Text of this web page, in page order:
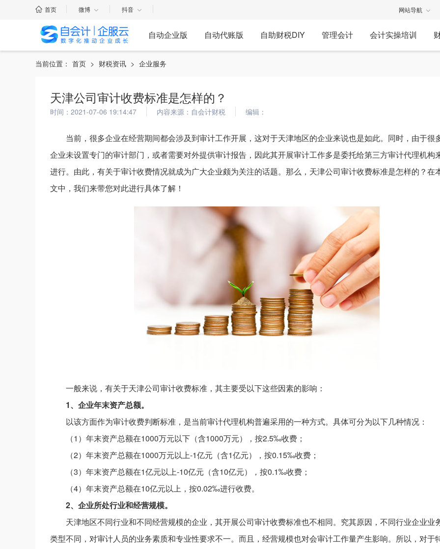
首页 微博 抖音 网站导航
自动企业版 自动代账版 自助财税DIY 管理会计 会计实操培训
当前位置： 首页 > 财税资讯 > 企业服务
天津公司审计收费标准是怎样的？
时间：2021-07-06 19:14:47 内容来源：自会计财税 编辑：
当前，很多企业在经营期间都会涉及到审计工作开展，这对于天津地区的企业来说也是如此。同时，由于很
企业未设置专门的审计部门，或者需要对外提供审计报告，因此其开展审计工作多是委托给第三方审计代理机构
进行。由此，有关于审计收费情况就成为广大企业颇为关注的话题。那么，天津公司审计收费标准是怎样的？在
文中，我们来带您对此进行具体了解！
一般来说，有关于天津公司审计收费标准，其主要受以下这些因素的影响：
1、企业年末资产总额。
以该方面作为审计收费判断标准，是当前审计代理机构普遍采用的一种方式。具体可分为以下几种情况：
（1）年末资产总额在1000万元以下（含1000万元），按2.5‰收费；
（2）年末资产总额在1000万元以上-1亿元（含1亿元），按0.15‰收费；
（3）年末资产总额在1亿元以上-10亿元（含10亿元），按0.1‰收费；
（4）年末资产总额在10亿元以上，按0.02‰进行收费。
2、企业所处行业和经营规模。
天津地区不同行业和不同经营规模的企业，其开展公司审计收费标准也不相同。究其原因，不同行业企业业
类型不同，对审计人员的业务素质和专业性要求不一。而且，经营规模也对会审计工作量产生影响。所以，对于